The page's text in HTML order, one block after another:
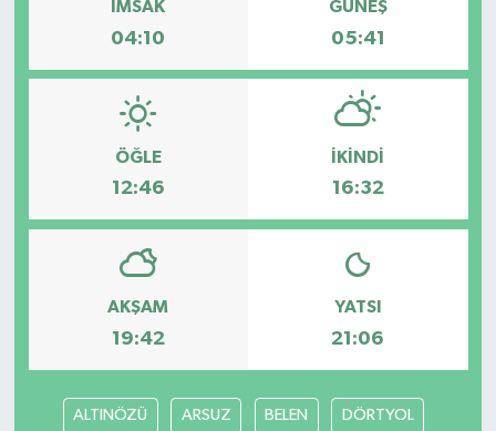
İMSAK
04:10
GÜNEŞ
05:41
ÖĞLE
12:46
İKINDI
16:32
AKŞAM
19:42
YATSI
21:06
ALTINÖZÜ ARSUZ BELEN DÖRTYOL
Ortaköy
Sungurlu
Uğurludağ
Sağlık